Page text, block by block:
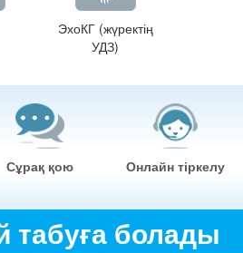
ЭхоКГ (жүректің
УДЗ)
Сұрақ қою Онлайн тіркелу
табуға болады